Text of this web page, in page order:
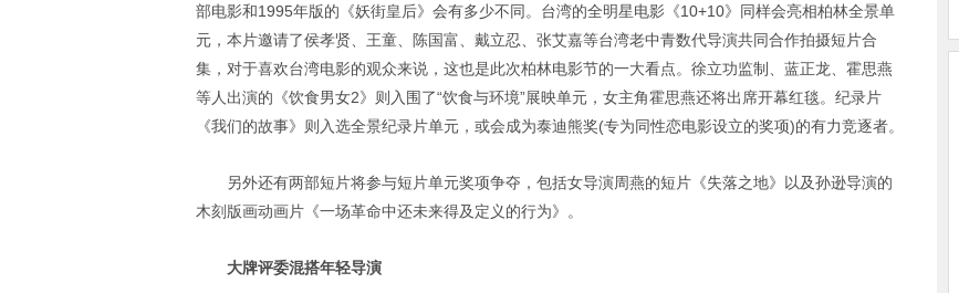
部电影和1995年版的《妖街皇后》会有多少不同。台湾的全明星电影《10+10》同样会亮相柏林全景单
元，本片邀请了侯孝贤、王童、陈国富、戴立忍、张艾嘉等台湾老中青数代导演共同合作拍摄短片合
集，对于喜欢台湾电影的观众来说，这也是此次柏林电影节的一大看点。徐立功监制、蓝正龙、霍思燕
等人出演的《饮食男女2》则入围了“饮食与环境”展映单元，女主角霍思燕还将出席开幕红毯。纪录片
《我们的故事》则入选全景纪录片单元，或会成为泰迪熊奖(专为同性恋电影设立的奖项)的有力竞逐者。
另外还有两部短片将参与短片单元奖项争夺，包括女导演周燕的短片《失落之地》以及孙逊导演的
木刻版画动画片《一场革命中还未来得及定义的行为》。
大牌评委混搭年轻导演